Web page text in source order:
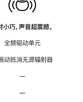
小巧，声音超震撼。
全频驱动单元
动抵消无源辐射器
—
—